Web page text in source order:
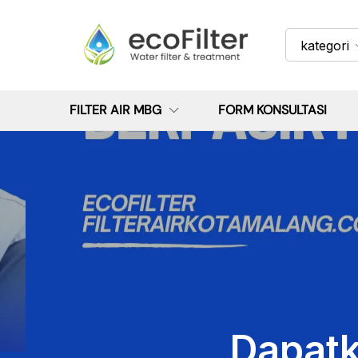
kategori
FILTER AIR MBG FORM KONSULTASI